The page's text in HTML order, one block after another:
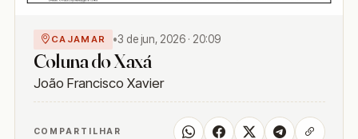
CAJAMAR •3 de jun, 2026 · 20:09
Coluna do Xaxá
João Francisco Xavier
COMPARTILHAR